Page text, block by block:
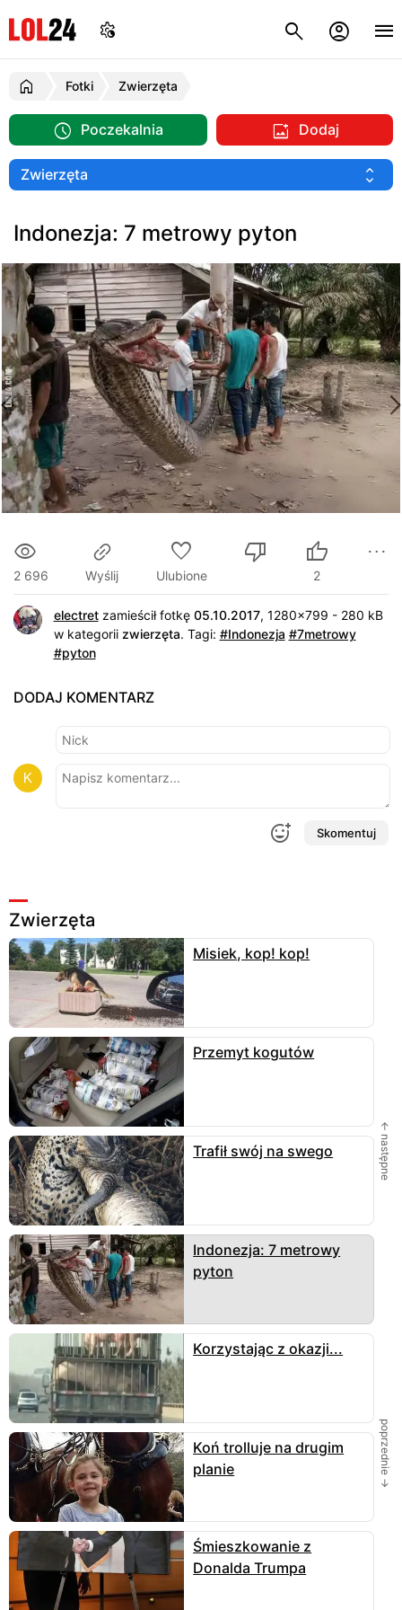
Fotki Zwierzęta
Poczekalnia Dodaj
Indonezja: 7 metrowy pyton
2 696 Wyślij Ulubione 2
electretzamieścił fotkę 05.10.2017, 1280x799 - 280 kB
w kategorii zwierzęta. Tagi: #Indonezja #7metrowy
#pyton
DODAJ KOMENTARZ
Skomentuj
Zwierzęta
Misiek, kop! kop!
Przemyt kogutów
Trafił swój na swego
Indonezja: 7 metrowy
pyton
Korzystając z okazji...
Koń trolluje na drugim
planie
Śmieszkowanie z
Donalda Trumpa
← następne
poprzednie →